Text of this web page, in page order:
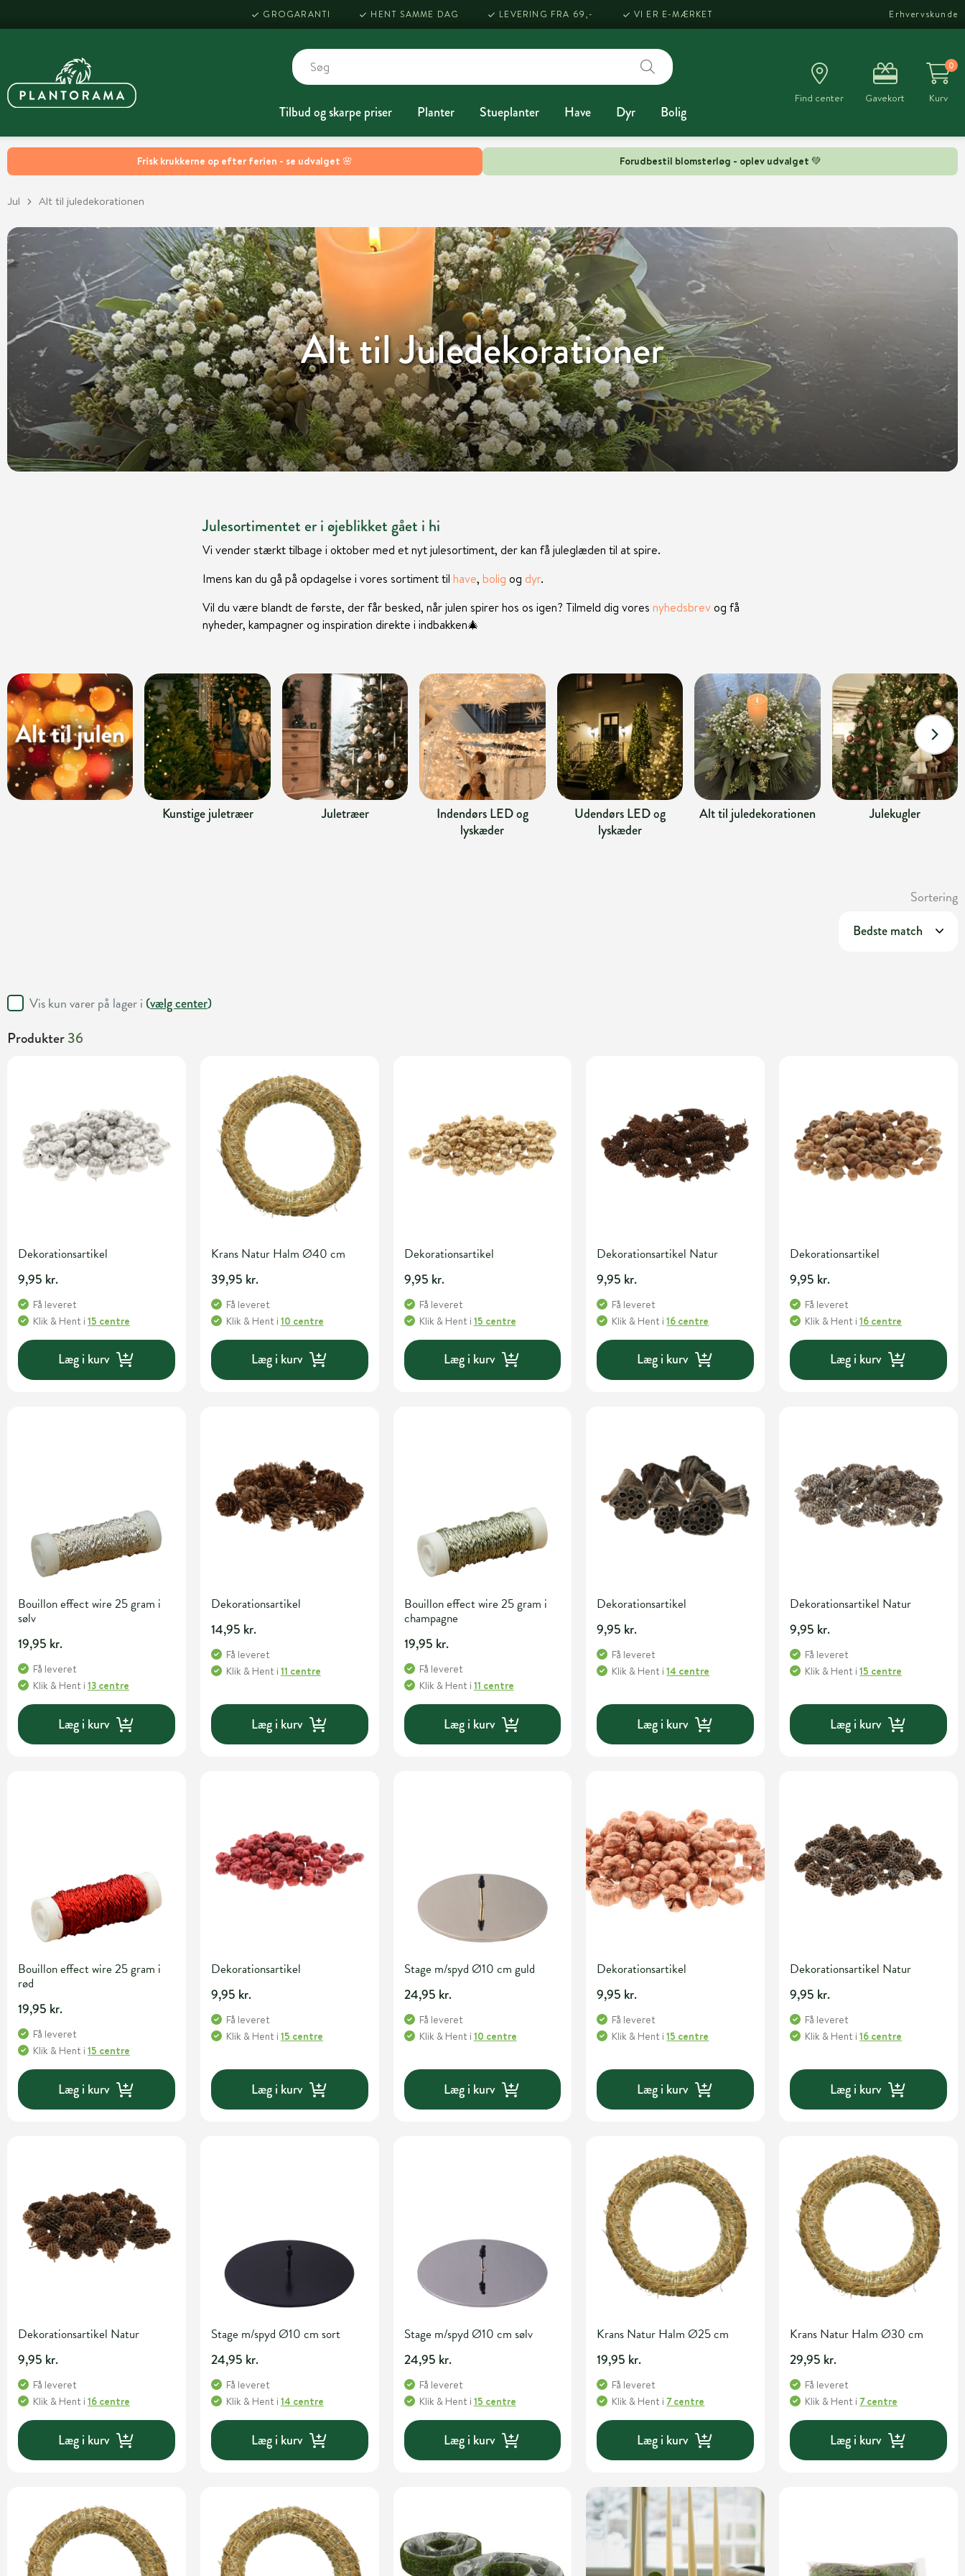
Frisk krukkerne op efter ferien - se udvalget 🌸 Forudbestil blomsterløg - oplev udvalget 💚
GROGARANTI HENT SAMME DAG LEVERING FRA 69,- VI ER E-MÆRKET Erhvervskunde
Tilbud og skarpe priser Planter Stueplanter Have Dyr Bolig
Find center Gavekort
0
Kurv
Jul Alt til juledekorationen
Alt til Juledekorationer
Julesortimentet er i øjeblikket gået i hi
Vi vender stærkt tilbage i oktober med et nyt julesortiment, der kan få juleglæden til at spire.
Imens kan du gå på opdagelse i vores sortiment til have, bolig og dyr.
Vil du være blandt de første, der får besked, når julen spirer hos os igen? Tilmeld dig vores nyhedsbrevog få
nyheder, kampagner og inspiration direkte i indbakken🎄
Kunstige juletræer Juletræer
Indendørs LED og
lyskæder
Udendørs LED og
lyskæder
Alt til juledekorationen Julekugler
Sortering
Vis kun varer på lager i (vælg center)
Produkter36
Dekorationsartikel
9,95 kr.
Få leveret
Klik & Hent i 15 centre
Læg i kurv
Krans Natur Halm Ø40 cm
39,95 kr.
Få leveret
Klik & Hent i 10 centre
Læg i kurv
Dekorationsartikel
9,95 kr.
Få leveret
Klik & Hent i 15 centre
Læg i kurv
Dekorationsartikel Natur
9,95 kr.
Få leveret
Klik & Hent i16 centre
Læg i kurv
Dekorationsartikel
9,95 kr.
Få leveret
Klik & Hent i16 centre
Læg i kurv
Bouillon effect wire 25 gram i
sølv
19,95 kr.
Få leveret
Klik & Hent i 13 centre
Læg i kurv
Dekorationsartikel
14,95 kr.
Få leveret
Klik & Hent i 11 centre
Læg i kurv
Bouillon effect wire 25 gram i
champagne
19,95 kr.
Få leveret
Klik & Hent i 11 centre
Læg i kurv
Dekorationsartikel
9,95 kr.
Få leveret
Klik & Hent i14 centre
Læg i kurv
Dekorationsartikel Natur
9,95 kr.
Få leveret
Klik & Hent i15 centre
Læg i kurv
Bouillon effect wire 25 gram i
rød
19,95 kr.
Få leveret
Klik & Hent i 15 centre
Læg i kurv
Dekorationsartikel
9,95 kr.
Få leveret
Klik & Hent i 15 centre
Læg i kurv
Stage m/spyd Ø10 cm guld
24,95 kr.
Få leveret
Klik & Hent i 10 centre
Læg i kurv
Dekorationsartikel
9,95 kr.
Få leveret
Klik & Hent i15 centre
Læg i kurv
Dekorationsartikel Natur
9,95 kr.
Få leveret
Klik & Hent i16 centre
Læg i kurv
Dekorationsartikel Natur
9,95 kr.
Få leveret
Klik & Hent i 16 centre
Læg i kurv
Stage m/spyd Ø10 cm sort
24,95 kr.
Få leveret
Klik & Hent i 14 centre
Læg i kurv
Stage m/spyd Ø10 cm sølv
24,95 kr.
Få leveret
Klik & Hent i 15 centre
Læg i kurv
Krans Natur Halm Ø25 cm
19,95 kr.
Få leveret
Klik & Hent i 7 centre
Læg i kurv
Krans Natur Halm Ø30 cm
29,95 kr.
Få leveret
Klik & Hent i 7 centre
Læg i kurv